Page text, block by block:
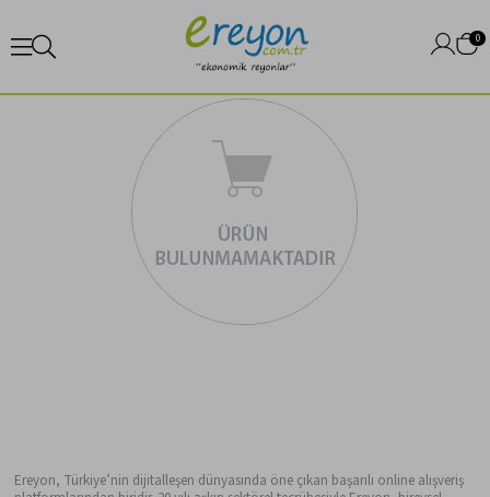
0
Ereyon, Türkiye’nin dijitalleşen dünyasında öne çıkan başarılı online alışveriş